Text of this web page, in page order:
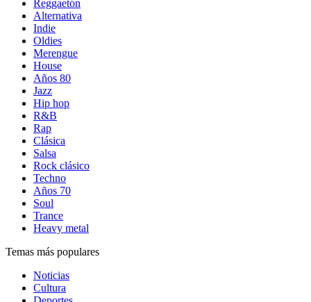
Reggaetón
Alternativa
Indie
Oldies
Merengue
House
Años 80
Jazz
Hip hop
R&B
Rap
Clásica
Salsa
Rock clásico
Techno
Años 70
Soul
Trance
Heavy metal
Temas más populares
Noticias
Cultura